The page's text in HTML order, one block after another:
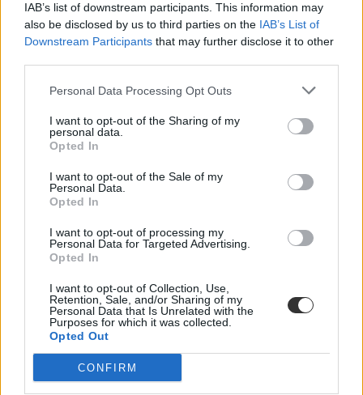
IAB’s list of downstream participants. This information may
also be disclosed by us to third parties on the IAB’s List of
Downstream Participants that may further disclose it to other
Personal Data Processing Opt Outs
I want to opt-out of the Sharing of my
personal data.
Opted In
I want to opt-out of the Sale of my
Personal Data.
Opted In
I want to opt-out of processing my
Personal Data for Targeted Advertising.
Opted In
I want to opt-out of Collection, Use,
Retention, Sale, and/or Sharing of my
Personal Data that Is Unrelated with the
Purposes for which it was collected.
Opted Out
CONFIRM
tippek érettségizőknek
tippek
felkészülés
érettségi felkészülés
érettségi felkészülés 2021
tippek-trükkök